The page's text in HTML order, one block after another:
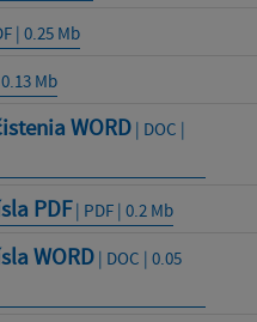
| 0.25 Mb
Mb
WORD| DOC |
PDF| PDF | 0.2 Mb
WORD| DOC | 0.05